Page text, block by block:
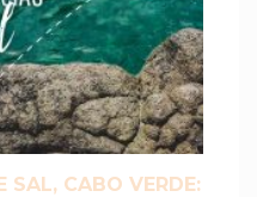
SAL, CABO VERDE: